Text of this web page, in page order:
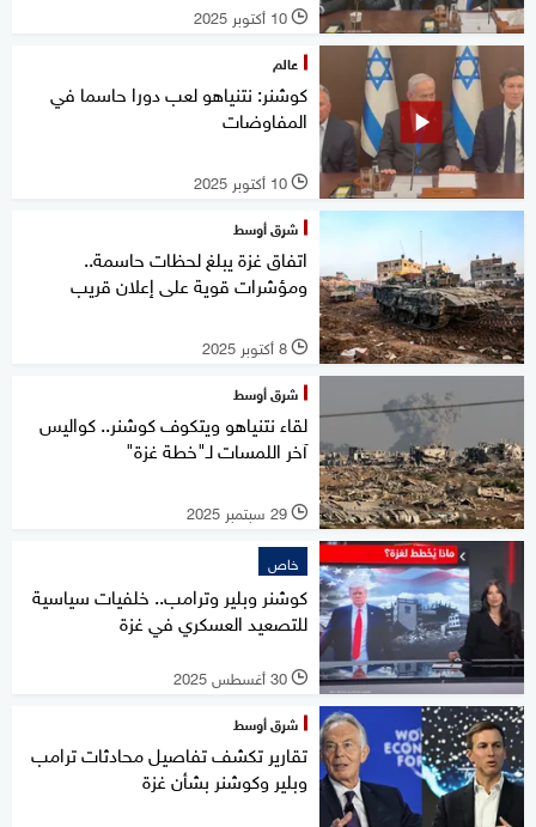
l 10 أكتوبر 2025
عالم
كوشنر: نتنياهو لعب دورا حاسما في
المفاوضات
l 10 أكتوبر 2025
شرق أوسط
اتفاق غزة يبلغ لحظات حاسمة..
ومؤشرات قوية على إعلان قريب
l 8 أكتوبر 2025
شرق أوسط
لقاء نتنياهو ويتكوف كوشنر.. كواليس
آخر اللمسات لـ"خطة غزة"
l 29 سبتمبر 2025
خاص
كوشنر وبلير وترامب.. خلفيات سياسية
للتصعيد العسكري في غزة
l 30 أغسطس 2025
شرق أوسط
تقارير تكشف تفاصيل محادثات ترامب
وبلير وكوشنر بشأن غزة